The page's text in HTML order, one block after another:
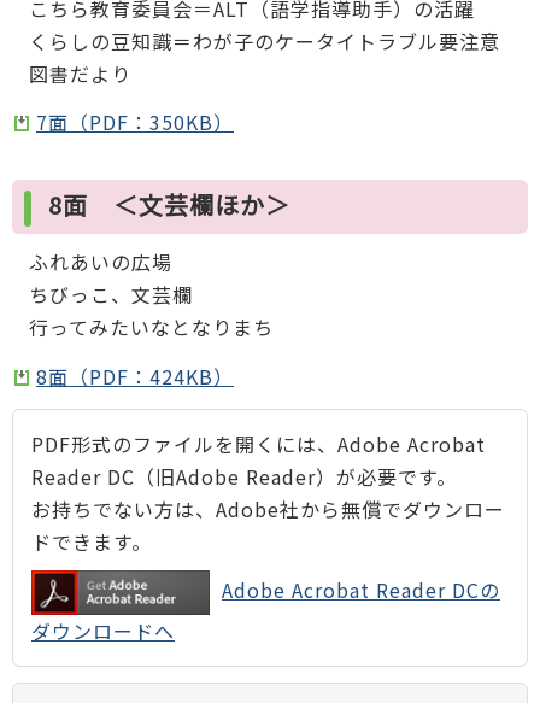
こちら教育委員会＝ALT（語学指導助手）の活躍
くらしの豆知識＝わが子のケータイトラブル要注意
図書だより
7面（PDF：350KB）
8面 ＜文芸欄ほか＞
ふれあいの広場
ちびっこ、文芸欄
行ってみたいなとなりまち
8面（PDF：424KB）
PDF形式のファイルを開くには、Adobe Acrobat
Reader DC（旧Adobe Reader）が必要です。
お持ちでない方は、Adobe社から無償でダウンロー
ドできます。
Adobe Acrobat Reader DCの
ダウンロードへ